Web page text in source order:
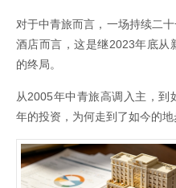
对于中青旅而言，一场持续二
酒店而言，这是继2023年底从
的终局。
从2005年中青旅高调入主，到
年的投资，为何走到了如今的地